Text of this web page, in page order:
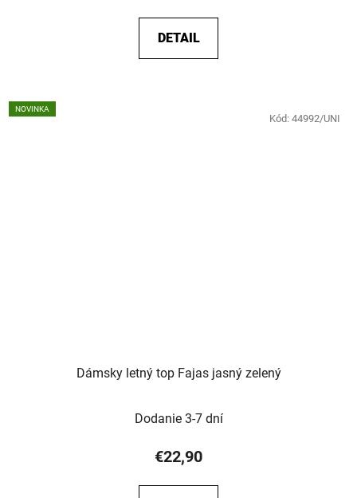
DETAIL
NOVINKA
Dámsky letný top Fajas jasný zelený
Dodanie 3-7 dní
€22,90
Kód: 44992/UNI